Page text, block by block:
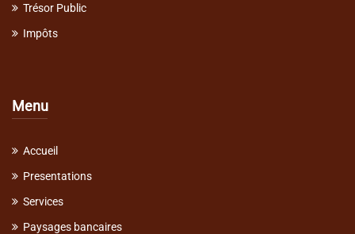
Trésor Public
Impôts
Menu
Accueil
Presentations
Services
Paysages bancaires